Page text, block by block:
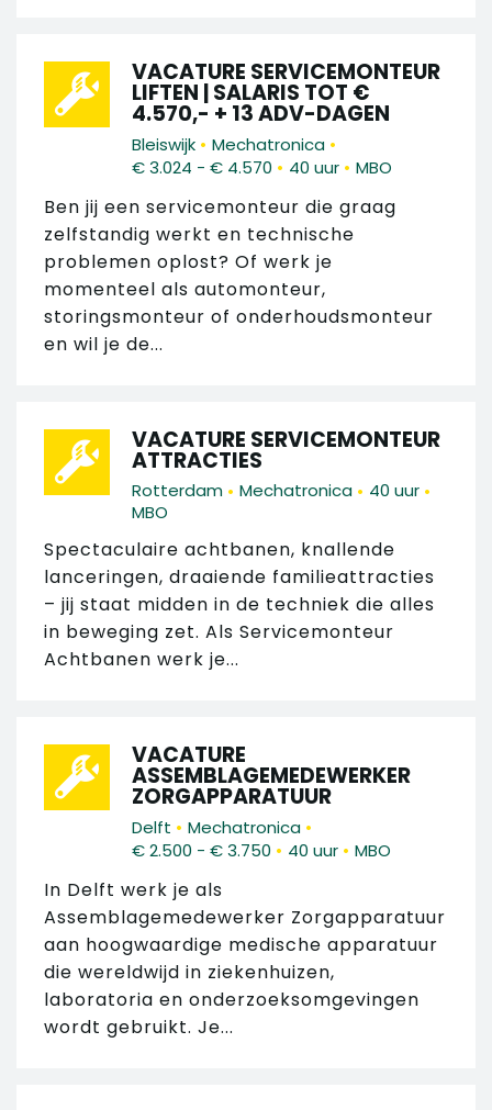
VACATURE SERVICEMONTEUR
LIFTEN | SALARIS TOT €
4.570,- + 13 ADV-DAGEN
Bleiswijk • Mechatronica •
€ 3.024 - € 4.570 • 40 uur • MBO
Ben jij een servicemonteur die graag
zelfstandig werkt en technische
problemen oplost? Of werk je
momenteel als automonteur,
storingsmonteur of onderhoudsmonteur
en wil je de...
VACATURE SERVICEMONTEUR
ATTRACTIES
Rotterdam • Mechatronica • 40 uur •
MBO
Spectaculaire achtbanen, knallende
lanceringen, draaiende familieattracties
– jij staat midden in de techniek die alles
in beweging zet. Als Servicemonteur
Achtbanen werk je...
VACATURE
ASSEMBLAGEMEDEWERKER
ZORGAPPARATUUR
Delft • Mechatronica •
€ 2.500 - € 3.750 • 40 uur • MBO
In Delft werk je als
Assemblagemedewerker Zorgapparatuur
aan hoogwaardige medische apparatuur
die wereldwijd in ziekenhuizen,
laboratoria en onderzoeksomgevingen
wordt gebruikt. Je...